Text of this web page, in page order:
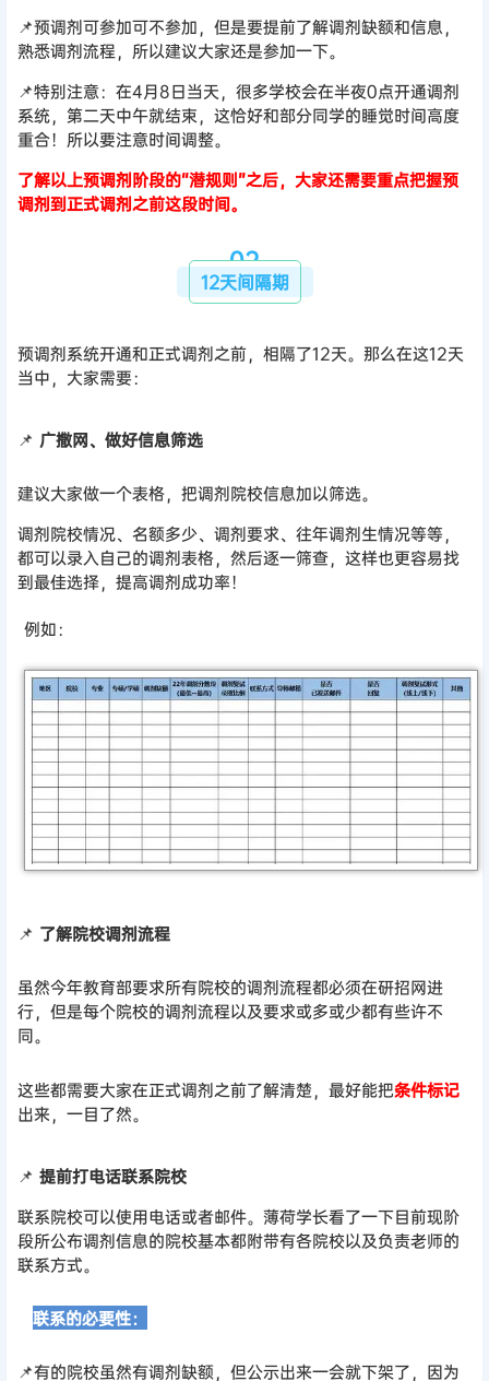
📌预调剂可参加可不参加，但是要提前了解调剂缺额和信息，
熟悉调剂流程，所以建议大家还是参加一下。
📌特别注意：在4月8日当天，很多学校会在半夜0点开通调剂
系统，第二天中午就结束，这恰好和部分同学的睡觉时间高度
重合！所以要注意时间调整。
了解以上预调剂阶段的“潜规则”之后，大家还需要重点把握预
调剂到正式调剂之前这段时间。
02
12天间隔期
预调剂系统开通和正式调剂之前，相隔了12天。那么在这12天
当中，大家需要：
📌 广撒网、做好信息筛选
建议大家做一个表格，把调剂院校信息加以筛选。
调剂院校情况、名额多少、调剂要求、往年调剂生情况等等，
都可以录入自己的调剂表格，然后逐一筛查，这样也更容易找
到最佳选择，提高调剂成功率！
例如：
📌 了解院校调剂流程
虽然今年教育部要求所有院校的调剂流程都必须在研招网进
行，但是每个院校的调剂流程以及要求或多或少都有些许不
同。
这些都需要大家在正式调剂之前了解清楚，最好能把条件标记
出来，一目了然。
📌 提前打电话联系院校
联系院校可以使用电话或者邮件。薄荷学长看了一下目前现阶
段所公布调剂信息的院校基本都附带有各院校以及负责老师的
联系方式。
联系的必要性：
📌有的院校虽然有调剂缺额，但公示出来一会就下架了，因为